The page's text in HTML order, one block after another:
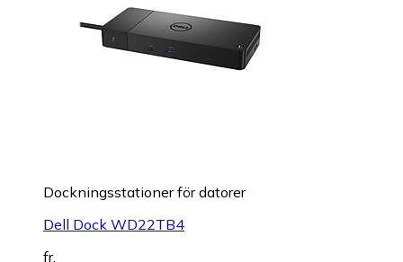
Dockningsstationer för datorer
Dell Dock WD22TB4
fr.